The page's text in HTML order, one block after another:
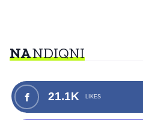
NANDIQNI
21.1K LIKES